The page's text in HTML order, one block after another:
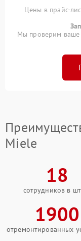
Цены в прайс-
Мы проверим ваше
Miele
18
сотрудников в
1900
отремонтированных